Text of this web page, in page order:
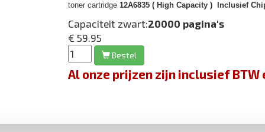
toner cartridge 12A6835 ( High Capacity ) Inclusief
Capaciteit zwart:20000 pagina's
€ 59.95
Bestel
Al onze prijzen zijn inclusief